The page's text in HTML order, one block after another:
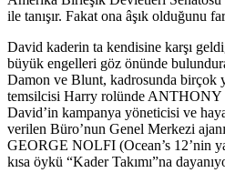
ile tanışır. Fakat ona âşık olduğunu
David kaderin ta kendisine karşı
büyük engelleri göz önünde
Damon ve Blunt, kadrosunda birçok
temsilcisi Harry rolünde ANTHONY
David’in kampanya yöneticisi ve
verilen Büro’nun Genel Merkezi
GEORGE NOLFI (Ocean’s 12’nin
kısa öykü “Kader Takımı”na